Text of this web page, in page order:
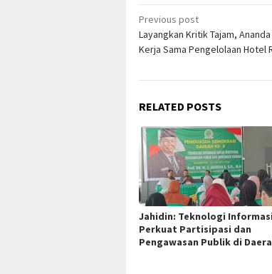
Post
navigation
Previous post
Layangkan Kritik Tajam,
Kerja Sama Pengelolaan Hotel
RELATED POSTS
Jahidin: Teknologi Informasi
Perkuat Partisipasi dan
Pengawasan Publik di